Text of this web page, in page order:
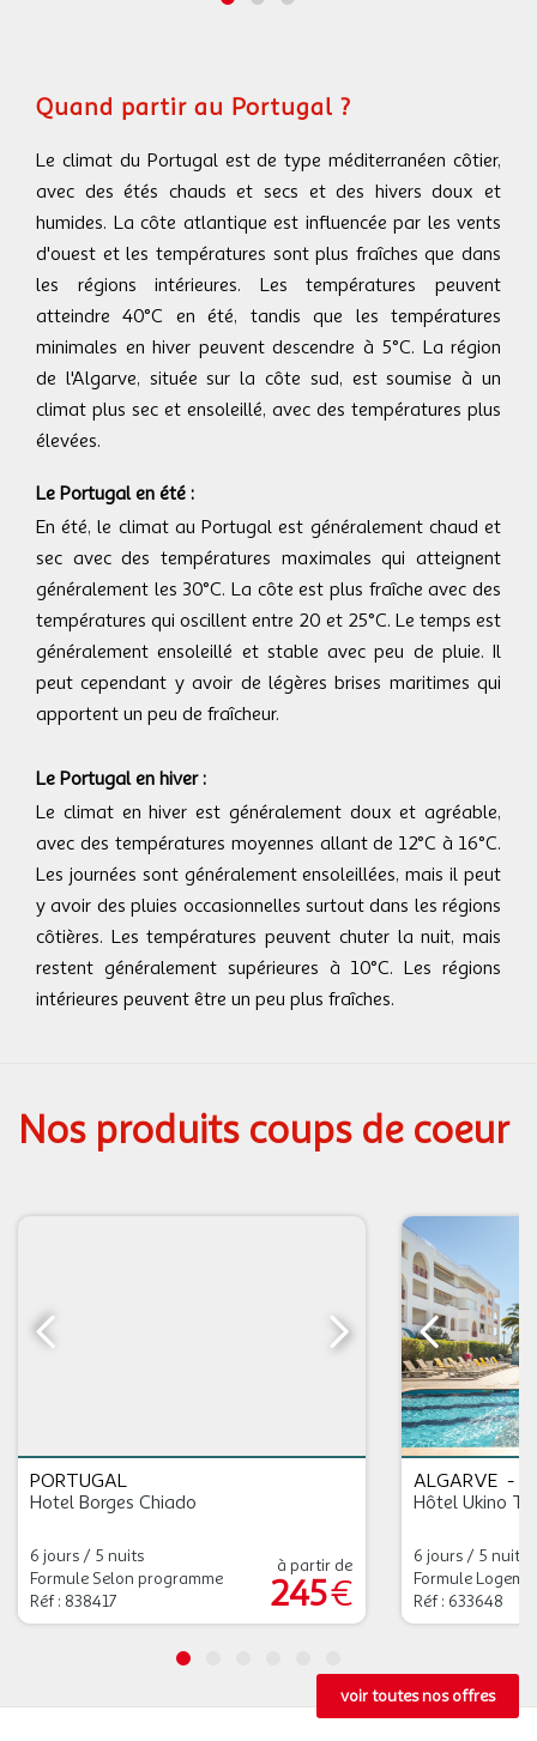
Quand partir au Portugal ?
Le climat du Portugal est de type méditerranéen côtier,
avec des étés chauds et secs et des hivers doux et
humides. La côte atlantique est influencée par les vents
d'ouest et les températures sont plus fraîches que dans
les régions intérieures. Les températures peuvent
atteindre 40°C en été, tandis que les températures
minimales en hiver peuvent descendre à 5°C. La région
de l'Algarve, située sur la côte sud, est soumise à un
climat plus sec et ensoleillé, avec des températures plus
élevées.
Le Portugal en été :
En été, le climat au Portugal est généralement chaud et
sec avec des températures maximales qui atteignent
généralement les 30°C. La côte est plus fraîche avec des
températures qui oscillent entre 20 et 25°C. Le temps est
généralement ensoleillé et stable avec peu de pluie. Il
peut cependant y avoir de légères brises maritimes qui
apportent un peu de fraîcheur.
Le Portugal en hiver :
Le climat en hiver est généralement doux et agréable,
avec des températures moyennes allant de 12°C à 16°C.
Les journées sont généralement ensoleillées, mais il peut
y avoir des pluies occasionnelles surtout dans les régions
côtières. Les températures peuvent chuter la nuit, mais
restent généralement supérieures à 10°C. Les régions
intérieures peuvent être un peu plus fraîches.
Nos produits coups de coeur
PORTUGAL
Hotel Borges Chiado
6 jours / 5 nuits
Formule Selon programme
Réf : 838417
à partir de
245€
ALGARVE -
Hôtel Ukino
6 jours / 5 nuits
Formule
Réf : 633648
voir toutes nos offres